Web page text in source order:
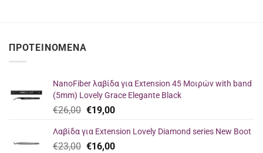
ΠΡΟΤΕΙΝΌΜΕΝΑ
NanoFiber λαβίδα για Extension 45 Μοιρών with band
(5mm) Lovely Grace Elegante Black
€26,00 Original
was:
€26,00.
€19,00Η
τιμή
είναι:
Λαβίδα για Extension Lovely Diamond series New Boot
€23,00 Original
€16,00Η